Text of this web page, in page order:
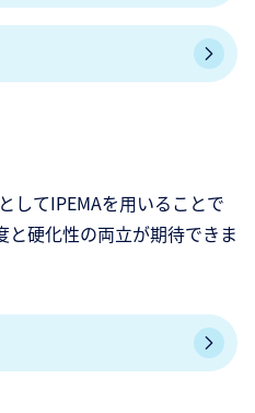
してIPEMAを用いることで
硬化性の両立が期待できま